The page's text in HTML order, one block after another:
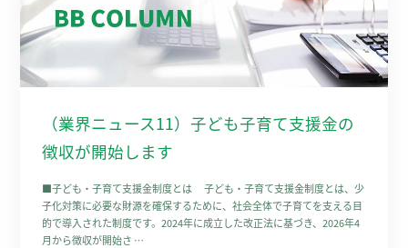
（業界ニュース11）子ども子育て支援金の
徴収が開始します
■子ども・子育て支援金制度とは 子ども・子育て支援金制度とは、少
子化対策に必要な財源を確保するために、社会全体で子育てを支える目
的で導入された制度です。2024年に成立した改正法に基づき、2026年4
月から徴収が開始さ …